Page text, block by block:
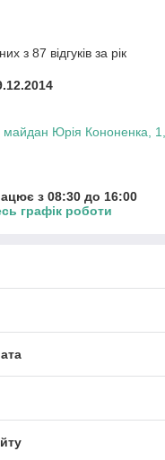
з 87 відгуків за рік
майдан Юрія Кононенка, 1,
з 08:30 до 16:00
графік роботи